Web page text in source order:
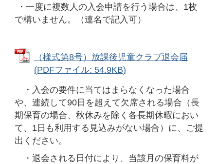
・一度に複数人の入会申請を行う場合は、1枚
で構いません。（連名で記入可）
（様式第8号）放課後児童クラブ退会届
(PDFファイル: 54.9KB)
・入会の要件に当てはまらなくなった場合
や、連続して90日を超えて欠席される場合（長
期保育の場合、秋休みを除く各長期休暇におい
て、1日も利用する見込みがない場合）に、ご提
出ください。
・退会される日付により、当該月の保育料が